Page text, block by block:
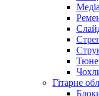
Гітарне